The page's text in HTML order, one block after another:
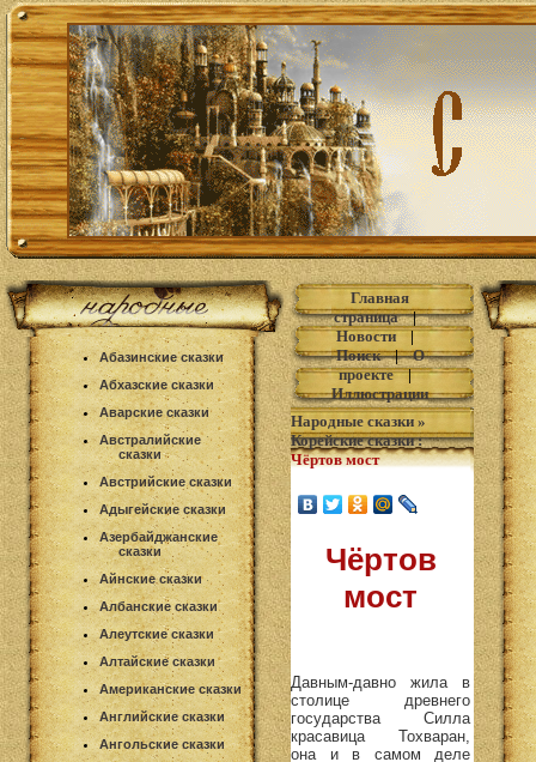
Абазинские сказки
Абхазские сказки
Аварские сказки
Австралийские
сказки
Австрийские сказки
Адыгейские сказки
Азербайджанские
сказки
Айнские сказки
Албанские сказки
Алеутские сказки
Алтайские сказки
Американские сказки
Английские сказки
Ангольские сказки
Главная
страница|
Новости|
Поиск|О
проекте|
Иллюстрации
Народные сказки »
Корейские сказки:
Чёртов мост
Чёртов
мост
Давным-давно жила в
столице древнего
государства Силла
красавица Тохваран,
она и в самом деле